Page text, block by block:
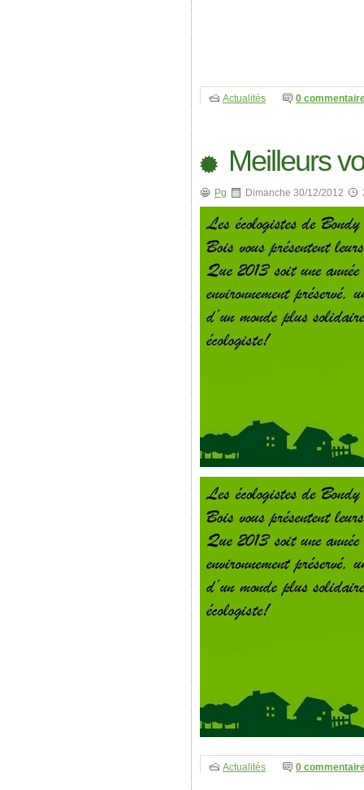
Actualités 0
Meilleurs
Pg Dimanche 30/12/2012
Actualités 0